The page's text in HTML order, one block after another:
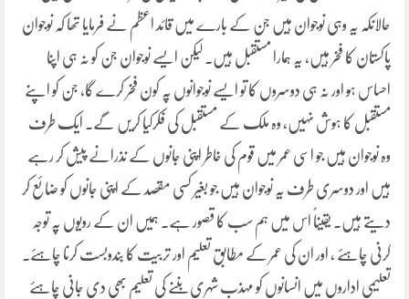
حالانکہ یہ وہی نوجوان ہیں جن کے بارے میں قائد اعظم نے فرمایا تھا کہ نوجوان
پاکستان کا فخر ہیں، یہ ہمارا مستقبل ہیں۔ لیکن ایسے نوجوان جن کو نہ ہی اپنا
احساس ہو اور نہ ہی دوسروں کا تو ایسے نوجوانوں پہ کون فخر کرے گا، جن کو اپنے
مستقبل کا ہوش نہیں، وہ ملک کے مستقبل کی فکرکیا کریں گے۔ ایک طرف
وہ نوجوان ہیں جو اسی عمر میں قوم کی خاطر اپنی جانوں کے نذرانے پیش کر رہے
ہیں اور دوسری طرف یہ نوجوان ہیں جو بغیر کسی مقصد کے اپنی جانوں کو ضائع کر
دیتے ہیں۔ یقیناً اس میں ہم سب کا قصور ہے۔ ہمیں ان کے رویوں پہ توجہ
کرنی چاہئے ، اور ان کی عمر کے مطابق تعلیم اور تربیت کا بندوبست کرنا چاہئے۔
تعلیمی اداروں میں انسانوں کو مہذب شہری بننے کی تعلیم بھی دی جانی چاہئے